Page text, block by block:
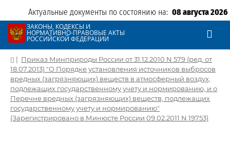
Актуальные документы по состоянию на: 08 августа 2026
ЗАКОНЫ, КОДЕКСЫ И
НОРМАТИВНО-ПРАВОВЫЕ АКТЫ
РОССИЙСКОЙ ФЕДЕРАЦИИ
| Приказ Минприроды России от 31.12.2010 N 579 (ред. от
18.07.2013) "О Порядке установления источников выбросов
вредных (загрязняющих) веществ в атмосферный воздух,
подлежащих государственному учету и нормированию, и о
Перечне вредных (загрязняющих) веществ, подлежащих
государственному учету и нормированию"
(Зарегистрировано в Минюсте России 09.02.2011 N 19753)